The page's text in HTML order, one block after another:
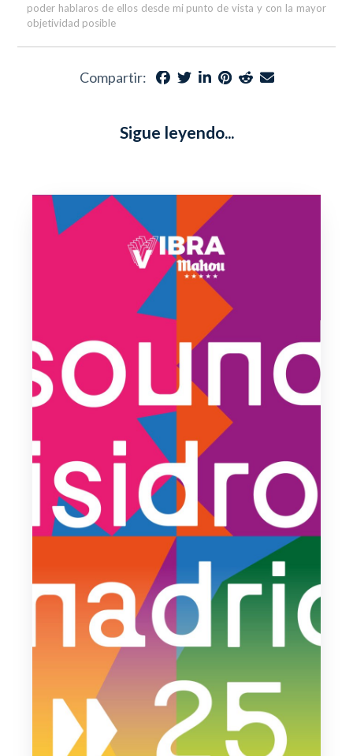
poder hablaros de ellos desde mi punto de vista y con la mayor
objetividad posible
Compartir:
Sigue leyendo...